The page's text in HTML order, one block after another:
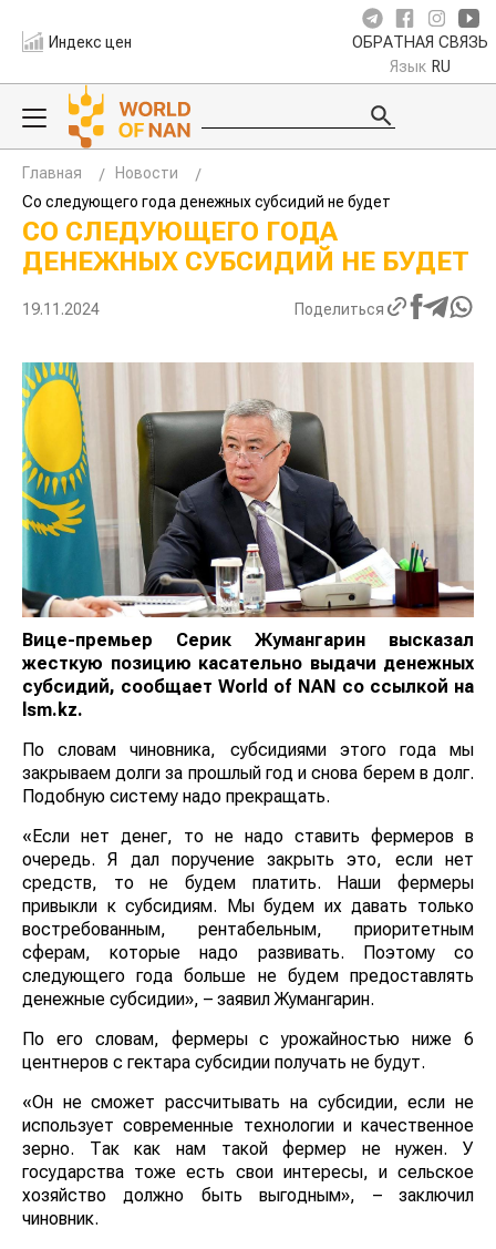
Индекс цен ОБРАТНАЯ СВЯЗЬ
Язык RU
Главная
Новости
Со следующего года денежных субсидий не будет
СО СЛЕДУЮЩЕГО ГОДА
ДЕНЕЖНЫХ СУБСИДИЙ НЕ БУДЕТ
19.11.2024 Поделиться
Вице-премьер Серик Жумангарин высказал
жесткую позицию касательно выдачи денежных
субсидий, сообщаетWorld of NAN со ссылкой на
lsm.kz.
По словам чиновника, субсидиями этого года мы
закрываем долги за прошлый год и снова берем в долг.
Подобную систему надо прекращать.
«Если нет денег, то не надо ставить фермеров в
очередь. Я дал поручение закрыть это, если нет
средств, то не будем платить. Наши фермеры
привыкли к субсидиям. Мы будем их давать только
востребованным, рентабельным, приоритетным
сферам, которые надо развивать. Поэтому со
следующего года больше не будем предоставлять
денежные субсидии», – заявил Жумангарин.
По его словам, фермеры с урожайностью ниже 6
центнеров с гектара субсидии получать не будут.
«Он не сможет рассчитывать на субсидии, если не
использует современные технологии и качественное
зерно. Так как нам такой фермер не нужен. У
государства тоже есть свои интересы, и сельское
хозяйство должно быть выгодным», – заключил
чиновник.